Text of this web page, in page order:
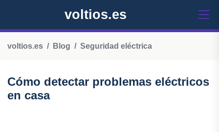
voltios.es
voltios.es Blog Seguridad eléctrica
Cómo detectar problemas eléctricos
en casa